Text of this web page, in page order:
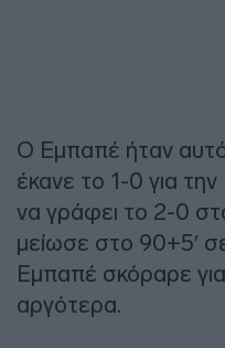
Ο Εμπαπέ ήταν
έκανε το 1-0 για
να γράφει το 2-0
μείωσε στο 90+5′
Εμπαπέ σκόραρε
αργότερα.